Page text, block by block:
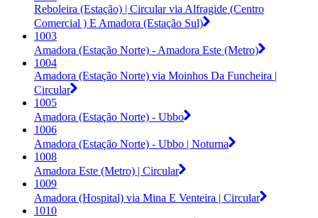
Reboleira (Estação) | Circular via Alfragide (Centro
Comercial ) E Amadora (Estação Sul)
1003
Amadora (Estação Norte) - Amadora Este (Metro)
1004
Amadora (Estação Norte) via Moinhos Da Funcheira |
Circular
1005
Amadora (Estação Norte) - Ubbo
1006
Amadora (Estação Norte) - Ubbo | Noturna
1008
Amadora Este (Metro) | Circular
1009
Amadora (Hospital) via Mina E Venteira | Circular
1010